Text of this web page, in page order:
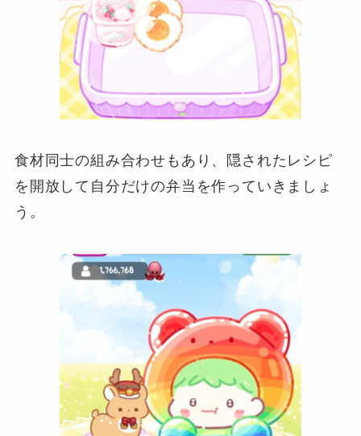
食材同士の組み合わせもあり、隠されたレシピ
を開放して自分だけの弁当を作っていきましょ
う。